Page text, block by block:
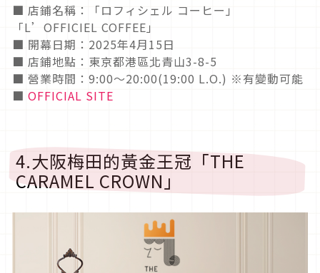
■ 店鋪名稱：「ロフィシェル コーヒー」
「L’OFFICIEL COFFEE」
■ 開幕日期：2025年4月15日
■ 店鋪地點：東京都港區北青山3-8-5
■ 營業時間：9:00～20:00(19:00 L.O.) ※有變動可能
■ OFFICIAL SITE
4.大阪梅田的黃金王冠「THE
CARAMEL CROWN」